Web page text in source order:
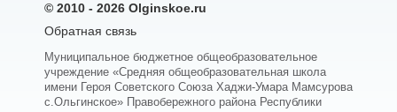
© 2010 - 2026 Olginskoe.ru
Обратная связь
Муниципальное бюджетное общеобразовательное
учреждение «Средняя общеобразовательная школа
имени Героя Советского Союза Хаджи-Умара Мамсурова
с.Ольгинское» Правобережного района Республики